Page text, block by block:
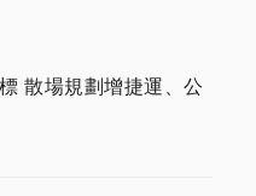
散場規劃增捷運、公